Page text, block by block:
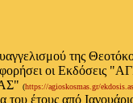
της
οι Εκδόσεις
(https://agioskosmas.gr/
του έτους από